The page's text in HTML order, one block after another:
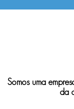
Somos uma
da